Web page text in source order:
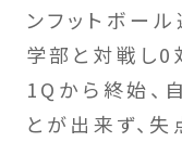
ンフットボー
学部と対戦し0
1Qから終始、
とが出来ず、